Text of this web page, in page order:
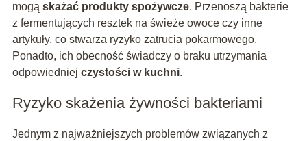
mogą skażać produkty spożywcze. Przenoszą bakterie
z fermentujących resztek na świeże owoce czy inne
artykuły, co stwarza ryzyko zatrucia pokarmowego.
Ponadto, ich obecność świadczy o braku utrzymania
odpowiedniej czystości w kuchni.
Ryzyko skażenia żywności bakteriami
Jednym z najważniejszych problemów związanych z